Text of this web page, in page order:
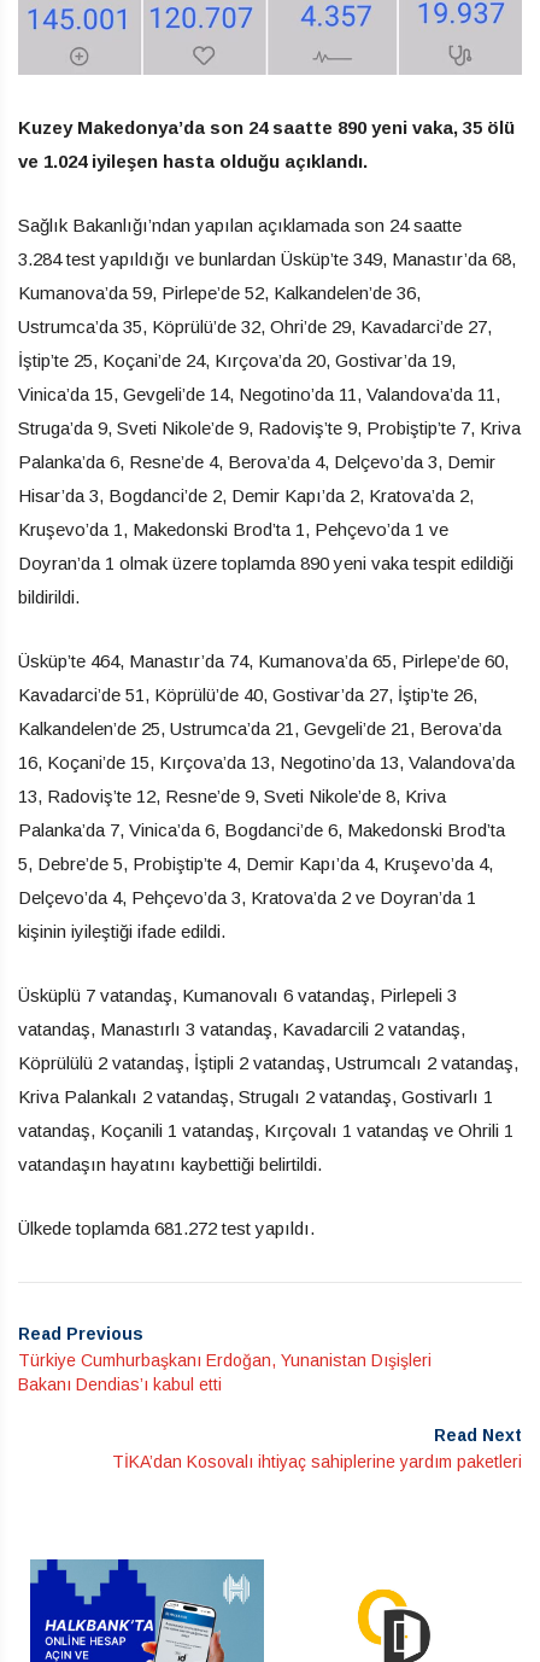
Kuzey Makedonya’da son 24 saatte 890 yeni vaka, 35 ölü
ve 1.024 iyileşen hasta olduğu açıklandı.
Sağlık Bakanlığı’ndan yapılan açıklamada son 24 saatte
3.284 test yapıldığı ve bunlardan Üsküp’te 349, Manastır’da 68,
Kumanova’da 59, Pirlepe’de 52, Kalkandelen’de 36,
Ustrumca’da 35, Köprülü’de 32, Ohri’de 29, Kavadarci’de 27,
İştip’te 25, Koçani’de 24, Kırçova’da 20, Gostivar’da 19,
Vinica’da 15, Gevgeli’de 14, Negotino’da 11, Valandova’da 11,
Struga’da 9, Sveti Nikole’de 9, Radoviş’te 9, Probiştip’te 7, Kriva
Palanka’da 6, Resne’de 4, Berova’da 4, Delçevo’da 3, Demir
Hisar’da 3, Bogdanci’de 2, Demir Kapı’da 2, Kratova’da 2,
Kruşevo’da 1, Makedonski Brod’ta 1, Pehçevo’da 1 ve
Doyran’da 1 olmak üzere toplamda 890 yeni vaka tespit edildiği
bildirildi.
Üsküp’te 464, Manastır’da 74, Kumanova’da 65, Pirlepe’de 60,
Kavadarci’de 51, Köprülü’de 40, Gostivar’da 27, İştip’te 26,
Kalkandelen’de 25, Ustrumca’da 21, Gevgeli’de 21, Berova’da
16, Koçani’de 15, Kırçova’da 13, Negotino’da 13, Valandova’da
13, Radoviş’te 12, Resne’de 9, Sveti Nikole’de 8, Kriva
Palanka’da 7, Vinica’da 6, Bogdanci’de 6, Makedonski Brod’ta
5, Debre’de 5, Probiştip’te 4, Demir Kapı’da 4, Kruşevo’da 4,
Delçevo’da 4, Pehçevo’da 3, Kratova’da 2 ve Doyran’da 1
kişinin iyileştiği ifade edildi.
Üsküplü 7 vatandaş, Kumanovalı 6 vatandaş, Pirlepeli 3
vatandaş, Manastırlı 3 vatandaş, Kavadarcili 2 vatandaş,
Köprülülü 2 vatandaş, İştipli 2 vatandaş, Ustrumcalı 2 vatandaş,
Kriva Palankalı 2 vatandaş, Strugalı 2 vatandaş, Gostivarlı 1
vatandaş, Koçanili 1 vatandaş, Kırçovalı 1 vatandaş ve Ohrili 1
vatandaşın hayatını kaybettiği belirtildi.
Ülkede toplamda 681.272 test yapıldı.
Read Previous
Türkiye Cumhurbaşkanı Erdoğan, Yunanistan Dışişleri
Bakanı Dendias’ı kabul etti
Read Next
TİKA’dan Kosovalı ihtiyaç sahiplerine yardım paketleri